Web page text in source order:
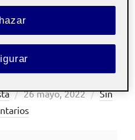
Reto 3
Publicado
el
26 mayo, 2022
Sin